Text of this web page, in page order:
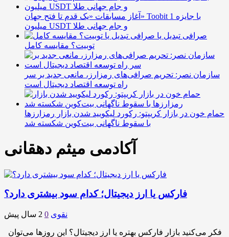
آغاز مسابقات «یک قدم تا فتح جهان» Toobit با جایزه 1
میلیون USDT و جام جهانی طلا
صرافی تبدیل یا
توبیت؟ مقایسه کامل
سازمان نصر: تحریم صرافی‌های رمزارز، مانعی جدید بر سر
راه توسعه اقتصاد دیجیتال است
حمام خون در بازار کریپتو: رکورد لیکویید شدن بازار رمزارزها
با سقوط ناگهانی بیت‌کوین شکسته شد
آکادمی میثم دهقانی
فارکس یا ارز دیجیتال؛ کدام سود بیشتری دارد؟
نقوی 0 2 سال پیش